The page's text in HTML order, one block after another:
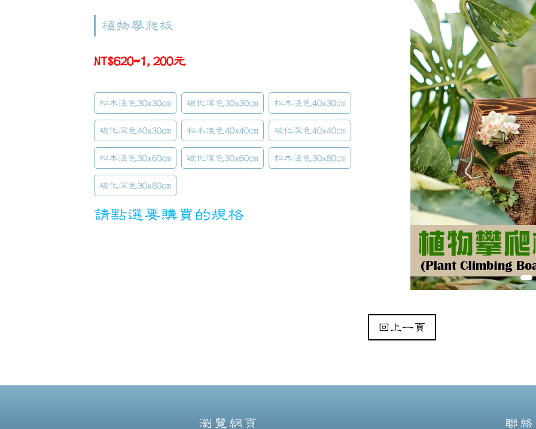
植物攀爬板
NT$620~1,200元
松木淺色30x30cm 碳化深色30x30cm 松木淺色40x30cm
碳化深色40x30cm 松木淺色40x40cm 碳化深色40x40cm
松木淺色30x60cm 碳化深色30x60cm 松木淺色30x80cm
碳化深色30x80cm
請點選要購買的規格
回上一頁
瀏覽網頁 聯